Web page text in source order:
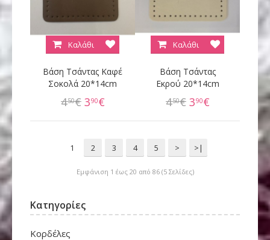
Βάση Τσάντας Καφέ
Σοκολά 20*14cm
450€ 390€
Καλάθι
Βάση Τσάντας
Εκρού 20*14cm
450€ 390€
Καλάθι
1 2 3 4 5 > >|
Εμφάνιση 1 έως 20 από 86 (5 Σελίδες)
Κατηγορίες
Κορδέλες